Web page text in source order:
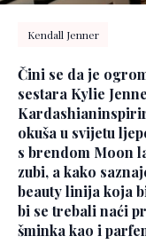
Kendall Jenner
Čini se da je
sestara Kylie
Kardashian
okuša u svijetu
s brendom Moon
zubi, a kako
beauty linija koja
bi se trebali naći
šminka kao i